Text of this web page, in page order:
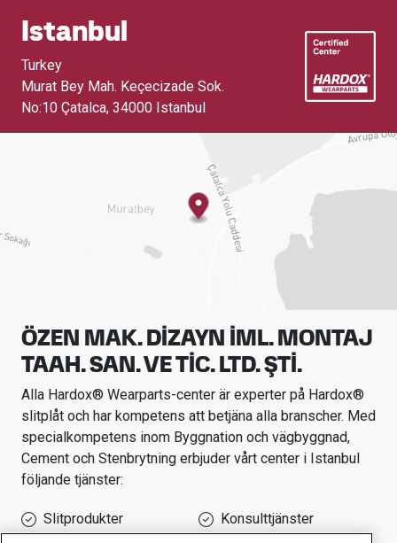
Istanbul
Turkey
Murat Bey Mah. Keçecizade Sok.
No:10 Çatalca, 34000 Istanbul
ÖZEN MAK. DİZAYN İML. MONTAJ
TAAH. SAN. VE TİC. LTD. ŞTİ.
Alla Hardox® Wearparts-center är experter på Hardox®
slitplåt och har kompetens att betjäna alla branscher. Med
specialkompetens inom Byggnation och vägbyggnad,
Cement och Stenbrytning erbjuder vårt center i Istanbul
följande tjänster:
Slitprodukter
Konsulttjänster